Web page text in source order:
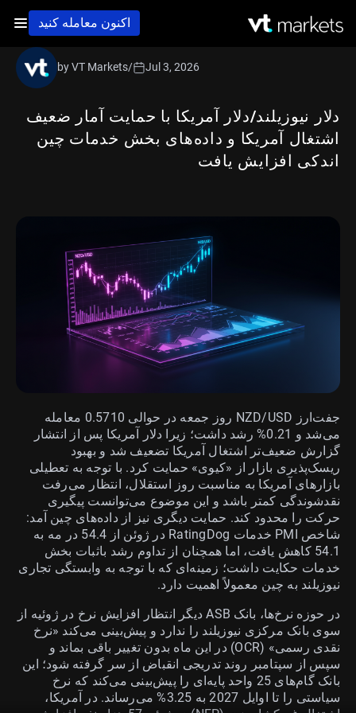
اکنون معامله کنید
دلار نیوزیلند/دلار آمریکا با حمایت آمار ضعیف
اشتغال آمریکا و داده‌های بخش خدمات چین
اندکی افزایش یافت
by VT Markets/ Jul 3, 2026
جفت‌ارز NZD/USD روز جمعه در حوالی 0.5710 معامله
می‌شد و 0.21% رشد داشت؛ زیرا دلار آمریکا پس از انتشار
گزارش ضعیف‌تر اشتغال آمریکا تضعیف شد و بهبود
ریسک‌پذیری بازار از «کیوی» حمایت کرد. با توجه به تعطیلی
بازارهای آمریکا به مناسبت روز استقلال، انتظار می‌رفت
نقدشوندگی کمتر باشد و این موضوع می‌توانست پیگیری
حرکت را محدود کند. حمایت دیگری نیز از داده‌های چین آمد:
شاخص PMI خدمات RatingDog در ژوئن از 54.4 در مه به
54.1 کاهش یافت، اما همچنان از تداوم رشد باثبات بخش
خدمات حکایت داشت؛ زمینه‌ای که با توجه به وابستگی تجاری
نیوزیلند به چین معمولاً اهمیت دارد.
در حوزه نرخ‌ها، بانک ASB دیگر انتظار افزایش نرخ در ژوئیه از
سوی بانک مرکزی نیوزیلند را ندارد و پیش‌بینی می‌کند «نرخ
نقدی رسمی» (OCR) در این ماه بدون تغییر باقی بماند و
سپس از سپتامبر روند تدریجی انقباض از سر گرفته شود؛ این
بانک گام‌های 25 واحد پایه‌ای را پیش‌بینی می‌کند که نرخ
سیاستی را تا اوایل 2027 به 3.25% می‌رساند. در آمریکا،